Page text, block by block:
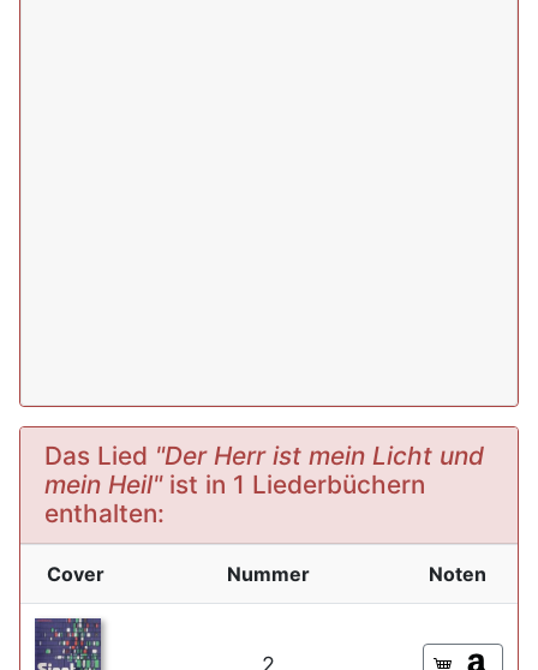
Das Lied "Der Herr ist mein Licht und
mein Heil"ist in 1 Liederbüchern
enthalten:
Cover Nummer Noten
2